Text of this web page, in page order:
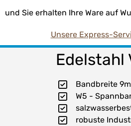
Edelstahl
Bandbreite
W5 -
robuste
und Sie erhalten Ihre Ware auf
Unsere Express-